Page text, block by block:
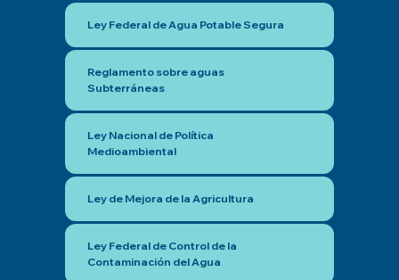
Ley Federal de Agua Potable Segura
Reglamento sobre aguas
Subterráneas
Ley Nacional de Política
Medioambiental
Ley de Mejora de la Agricultura
Ley Federal de Control de la
Contaminación del Agua